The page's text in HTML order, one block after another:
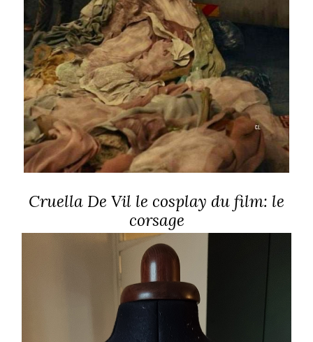
Cruella De Vil le cosplay du film: le
corsage